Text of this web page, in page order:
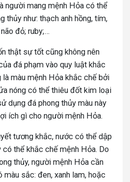
người mang mệnh Hỏa có thể
thủy như: thạch anh hồng, tím,
đỏ; ruby;…
thật sự tốt cũng không nên
đá phạm vào quy luật khắc
là màu mệnh Hỏa khắc chế bởi
nóng có thể thiêu đốt kim loại
dụng đá phong thủy màu này
ích gì cho người mệnh Hỏa.
tương khắc, nước có thể dập
có thể khắc chế mệnh Hỏa. Do
thủy, người mệnh Hỏa cần
sắc: đen, xanh lam, hoặc